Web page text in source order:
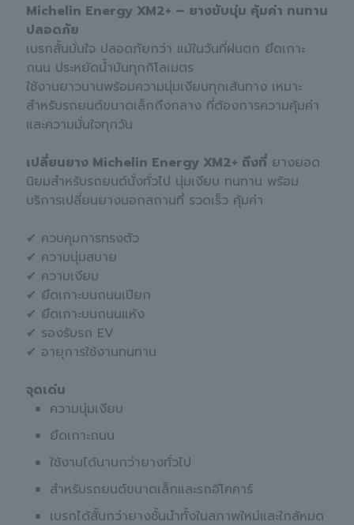
Michelin Energy XM2+ – ยางขับนุ่ม คุ้มค่า ทนทาน
ปลอดภัย
เบรกสั้นมั่นใจ ปลอดภัยกว่า แม้ในวันที่ฝนตก ยึดเกาะ
ถนน ประหยัดน้ำมันทุกกิโลเมตร
ใช้งานยาวนานพร้อมความนุ่มเงียบทุกเส้นทาง เหมาะ
สำหรับรถยนต์ขนาดเล็กถึงกลาง ที่ต้องการความคุ้มค่า
และความมั่นใจทุกวัน
เปลี่ยนยาง Michelin Energy XM2+ ถึงที่ ยางยอด
นิยมสำหรับรถยนต์นั่งทั่วไป นุ่มเงียบ ทนทาน พร้อม
บริการเปลี่ยนยางนอกสถานที่ รวดเร็ว คุ้มค่า
✔ ควบคุมการทรงตัว
✔ ความนุ่มสบาย
✔ ความเงียบ
✔ ยึดเกาะบนถนนเปียก
✔ ยึดเกาะบนถนนแห้ง
✔ รองรับรถ EV
✔ อายุการใช้งานทนทาน
จุดเด่น
ความนุ่มเงียบ
ยึดเกาะถนน
ใช้งานได้นานกว่ายางทั่วไป
สำหรับรถยนต์ขนาดเล็กและรถอีโคคาร์
เบรกได้สั้นกว่ายางชั้นนำทั้งในสภาพใหม่และใกล้หมด